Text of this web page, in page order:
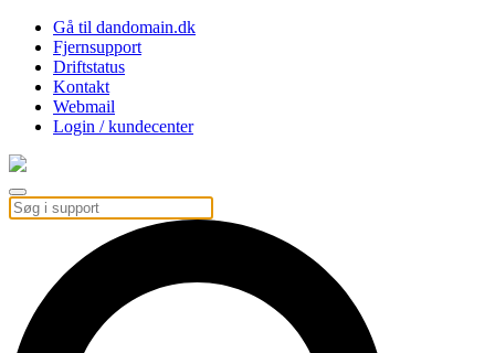
Gå til dandomain.dk
Fjernsupport
Driftstatus
Kontakt
Webmail
Login / kundecenter